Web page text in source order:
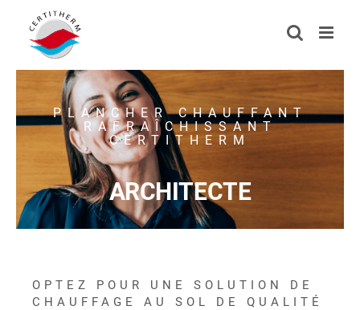
contenu
PLANCHER CHAUFFANT
RAFRAÎCHISSANT
CERTITHERM
ARCHITECTE
OPTEZ POUR UNE SOLUTION DE
CHAUFFAGE AU SOL DE QUALITÉ